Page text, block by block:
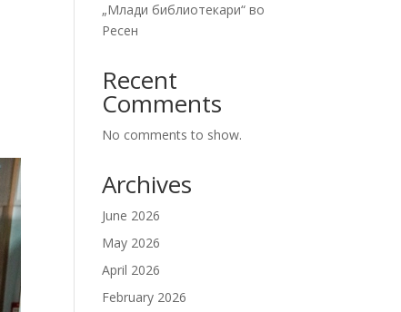
„Млади библиотекари“ во
Ресен
Recent
Comments
No comments to show.
Archives
June 2026
May 2026
April 2026
February 2026